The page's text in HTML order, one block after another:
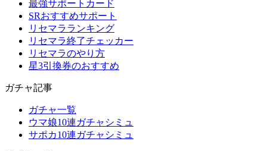
最強サポートカード
SRおすすめサポート
リセマラランキング
リセマラ終了チェッカー
リセマラのやり方
星3引換券のおすすめ
ガチャ記事
ガチャ一覧
ウマ娘10連ガチャシミュ
サポカ10連ガチャシミュ